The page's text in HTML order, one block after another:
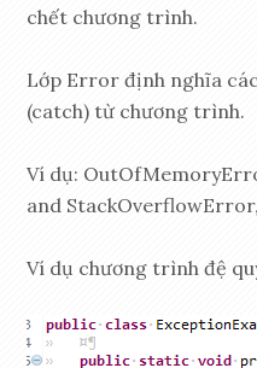
chết chương trình.
Lớp Error định nghĩa
(catch) từ chương trình.
Ví dụ:
and
Ví dụ chương trình đệ